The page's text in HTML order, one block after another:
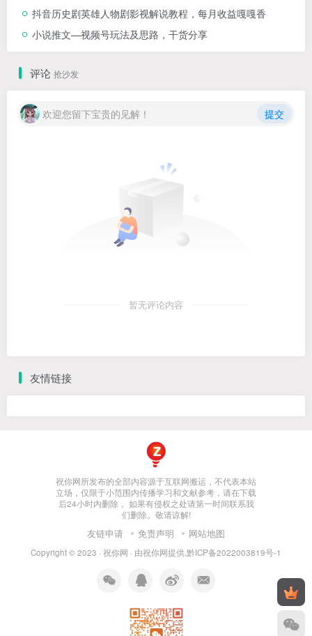
抖音历史剧英雄人物剧影视解说教程，每月收益嘎嘎香
小说推文—视频号玩法及思路，干货分享
评论 抢沙发
欢迎您留下宝贵的见解！ 提交
暂无评论内容
友情链接
祝你网所发布的全部内容源于互联网搬运，不代表本站
立场，仅限于小范围内传播学习和文献参考，请在下载
后24小时内删除， 如果有侵权之处请第一时间联系我
们删除。敬请谅解!
友链申请 免责声明 网站地图
Copyright © 2023 · 祝你网 · 由祝你网提供.黔ICP备2022003819号-1